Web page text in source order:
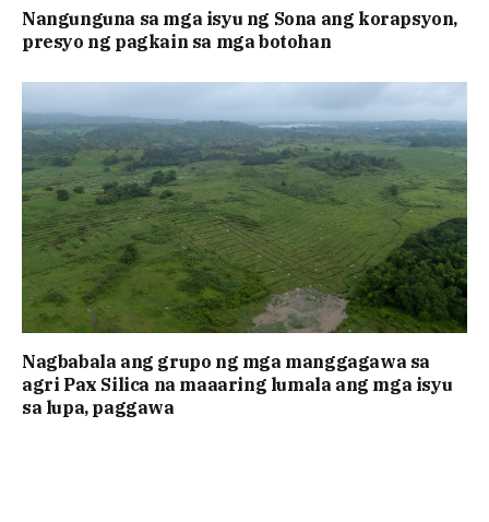
Nangunguna sa mga isyu ng Sona ang korapsyon,
presyo ng pagkain sa mga botohan
Nagbabala ang grupo ng mga manggagawa sa
agri Pax Silica na maaaring lumala ang mga isyu
sa lupa, paggawa